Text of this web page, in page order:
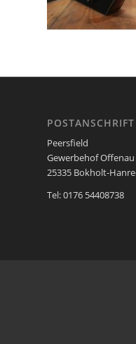
POSTANSCHRIFT
Peersfield
Gewerbehof
25335 Bokholt-
Tel: 0176 54408738